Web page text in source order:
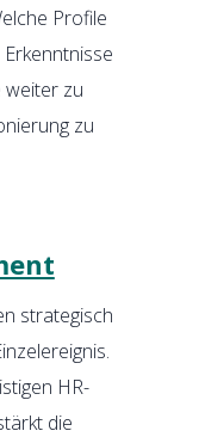
Profile
zu
zu
strategisch
HR-
die